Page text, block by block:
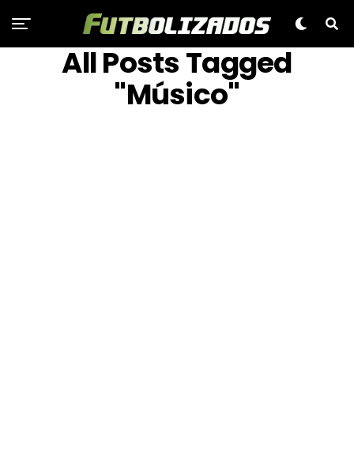
All Posts Tagged
"Músico"